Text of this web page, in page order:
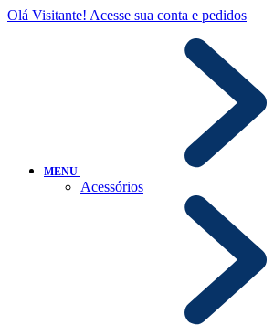
Olá Visitante! Acesse sua conta e pedidos
MENU
Acessórios